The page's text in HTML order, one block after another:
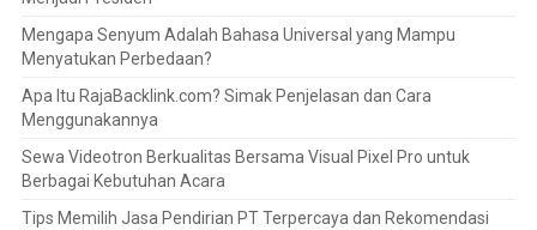
Mengapa Senyum Adalah Bahasa Universal yang Mampu
Menyatukan Perbedaan?
Apa Itu RajaBacklink.com? Simak Penjelasan dan Cara
Menggunakannya
Sewa Videotron Berkualitas Bersama Visual Pixel Pro untuk
Berbagai Kebutuhan Acara
Tips Memilih Jasa Pendirian PT Terpercaya dan Rekomendasi